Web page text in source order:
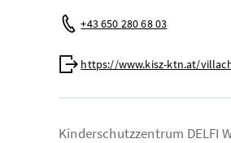
Mobil:
+43 650 280 68 03
Web:
https://www.kisz-ktn.at/
Kinderschutzzentrum DELFI